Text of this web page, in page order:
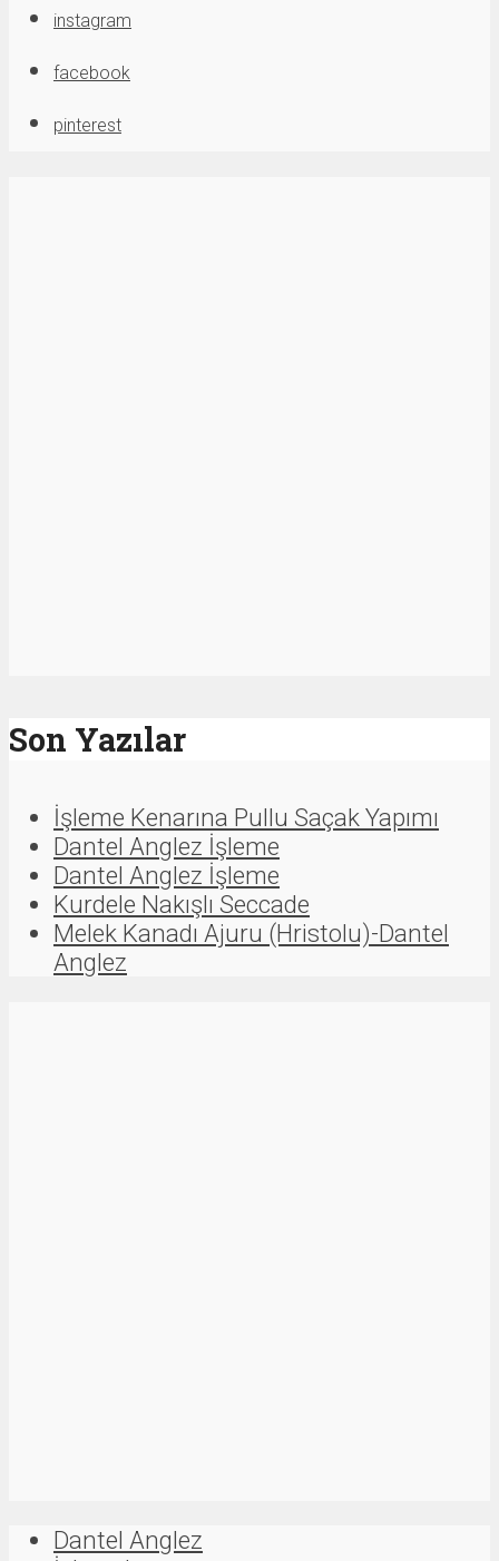
instagram
facebook
pinterest
Son Yazılar
İşleme Kenarına Pullu Saçak Yapımı
Dantel Anglez İşleme
Dantel Anglez İşleme
Kurdele Nakışlı Seccade
Melek Kanadı Ajuru (Hristolu)-Dantel
Anglez
Dantel Anglez